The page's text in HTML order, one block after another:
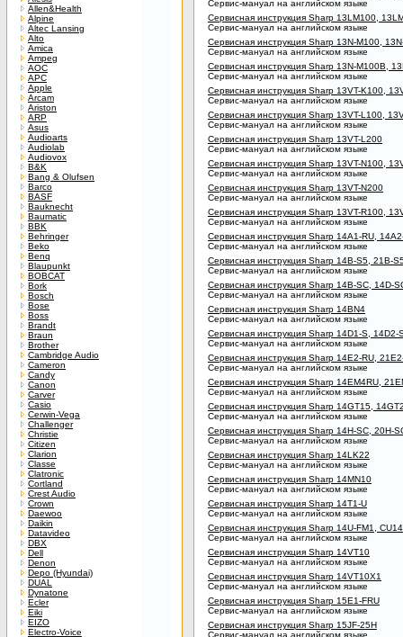
Allen&Health
Alpine
Altec Lansing
Alto
Amica
Ampeg
AOC
APC
Apple
Arcam
Ariston
ARP
Asus
Audioarts
Audiolab
Audiovox
B&K
Bang & Olufsen
Barco
BASF
Bauknecht
Baumatic
BBK
Behringer
Beko
Benq
Blaupunkt
BOBCAT
Bork
Bosch
Bose
Boss
Brandt
Braun
Brother
Cambridge Audio
Cameron
Candy
Canon
Carver
Casio
Cerwin-Vega
Challenger
Christie
Citizen
Clarion
Classe
Clatronic
Cortland
Crest Audio
Crown
Daewoo
Daikin
Datavideo
DBX
Dell
Denon
Depo (Hyundai)
DUAL
Dynatone
Ecler
Eiki
EIZO
Electro-Voice
Сервис-мануал на английском языке
Сервисная инструкция Sharp 13LM100,
Сервис-мануал на английском языке
Сервисная инструкция Sharp 13N-M100,
Сервис-мануал на английском языке
Сервисная инструкция Sharp 13N-M100B,
Сервис-мануал на английском языке
Сервисная инструкция Sharp 13VT-K100,
Сервис-мануал на английском языке
Сервисная инструкция Sharp 13VT-L100,
Сервис-мануал на английском языке
Сервисная инструкция Sharp 13VT-L200
Сервис-мануал на английском языке
Сервисная инструкция Sharp 13VT-N100,
Сервис-мануал на английском языке
Сервисная инструкция Sharp 13VT-N200
Сервис-мануал на английском языке
Сервисная инструкция Sharp 13VT-R100,
Сервис-мануал на английском языке
Сервисная инструкция Sharp 14A1-RU,
Сервис-мануал на английском языке
Сервисная инструкция Sharp 14B-S5, 21B-
Сервис-мануал на английском языке
Сервисная инструкция Sharp 14B-SC, 14D-
Сервис-мануал на английском языке
Сервисная инструкция Sharp 14BN4
Сервис-мануал на английском языке
Сервисная инструкция Sharp 14D1-S, 14D2-
Сервис-мануал на английском языке
Сервисная инструкция Sharp 14E2-RU,
Сервис-мануал на английском языке
Сервисная инструкция Sharp 14EM4RU,
Сервис-мануал на английском языке
Сервисная инструкция Sharp 14GT15,
Сервис-мануал на английском языке
Сервисная инструкция Sharp 14H-SC, 20H-
Сервис-мануал на английском языке
Сервисная инструкция Sharp 14LK22
Сервис-мануал на английском языке
Сервисная инструкция Sharp 14MN10
Сервис-мануал на английском языке
Сервисная инструкция Sharp 14T1-U
Сервис-мануал на английском языке
Сервисная инструкция Sharp 14U-FM1,
Сервис-мануал на английском языке
Сервисная инструкция Sharp 14VT10
Сервис-мануал на английском языке
Сервисная инструкция Sharp 14VT10X1
Сервис-мануал на английском языке
Сервисная инструкция Sharp 15E1-FRU
Сервис-мануал на английском языке
Сервисная инструкция Sharp 15JF-25H
Сервис-мануал на английском языке